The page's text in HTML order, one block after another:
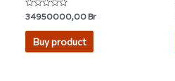
Rated
0
out
34950000,00Br
Buy product